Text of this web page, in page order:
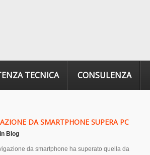
TECNICA CONSULENZA
DA SMARTPHONE SUPERA PC
in Blog
da smartphone ha superato quella da